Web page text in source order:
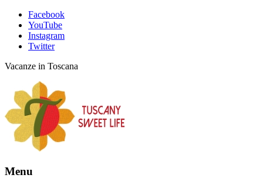
Facebook
YouTube
Instagram
Twitter
Vacanze in Toscana
Menu